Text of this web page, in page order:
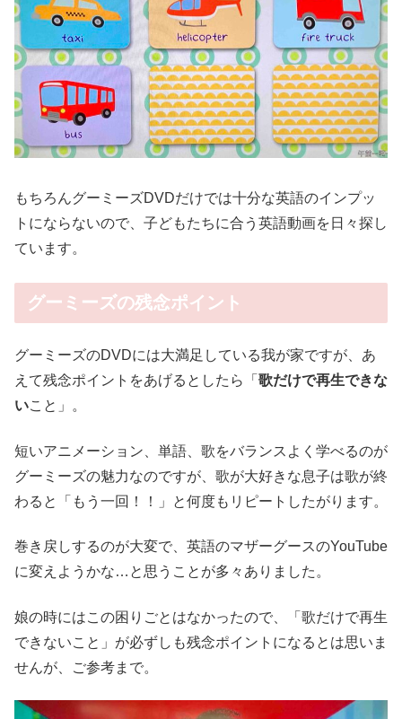
もちろんグーミーズDVDだけでは十分な英語のインプッ
トにならないので、子どもたちに合う英語動画を日々探し
ています。
グーミーズの残念ポイント
グーミーズのDVDには大満足している我が家ですが、あ
えて残念ポイントをあげるとしたら「 歌だけで再生できな
いこと」。
短いアニメーション、単語、歌をバランスよく学べるのが
グーミーズの魅力なのですが、歌が大好きな息子は歌が終
わると「もう一回！！」と何度もリピートしたがります。
巻き戻しするのが大変で、英語のマザーグースのYouTube
に変えようかな…と思うことが多々ありました。
娘の時にはこの困りごとはなかったので、「歌だけで再生
できないこと」が必ずしも残念ポイントになるとは思いま
せんが、ご参考まで。